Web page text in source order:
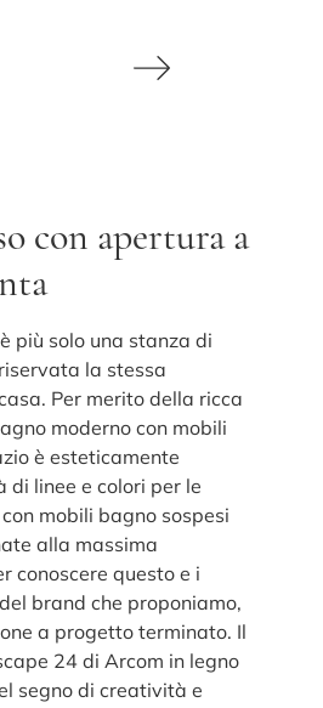
con apertura a
più solo una stanza di
la stessa
Per merito della ricca
moderno con mobili
è esteticamente
di linee e colori per le
mobili bagno sospesi
alla massima
conoscere questo e i
brand che proponiamo,
a progetto terminato. Il
24 di Arcom in legno
segno di creatività e